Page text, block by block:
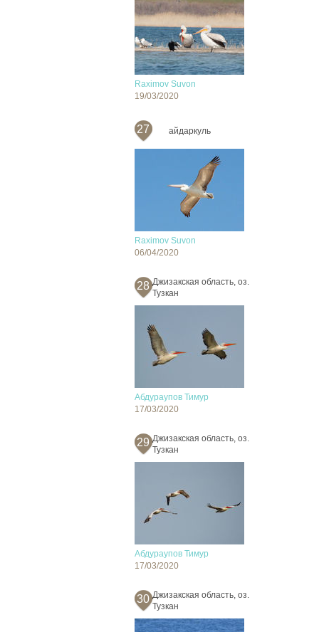
Raximov Suvon
19/03/2020
27 айдаркуль
Raximov Suvon
06/04/2020
28 Джизакская область, оз.
Тузкан
Абдураупов Тимур
17/03/2020
29 Джизакская область, оз.
Тузкан
Абдураупов Тимур
17/03/2020
30 Джизакская область, оз.
Тузкан